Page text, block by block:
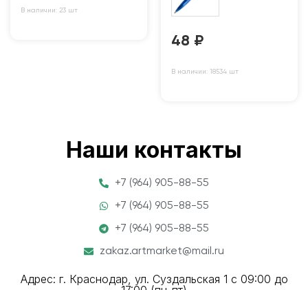
В наличии: 23 шт
48 ₽
В наличии: 18534 шт
Наши контакты
+7 (964) 905-88-55
+7 (964) 905-88-55
+7 (964) 905-88-55
zakaz.artmarket@mail.ru
Адрес: г. Краснодар, ул. Суздальская 1 с 09:00 до